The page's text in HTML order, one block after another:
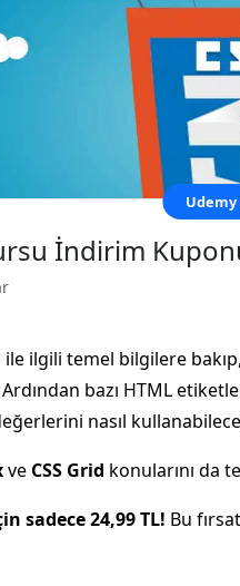
Udemy
İndirim
ilgili temel bilgilere
bazı HTML
nasıl
ve CSS Grid konularını da
sadece 24,99 TL! Bu